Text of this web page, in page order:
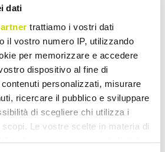
dati
trattiamo i vostri dati
il vostro numero IP, utilizzando
per memorizzare e accedere
dispositivo al fine di
personalizzati, misurare
ricercare il pubblico e sviluppare
di scegliere chi utilizza i
Le vostre scelte in materia di